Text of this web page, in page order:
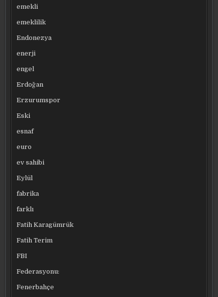
emekli
emeklilik
Endonezya
enerji
engel
Erdoğan
Erzurumspor
Eski
esnaf
euro
ev sahibi
Eylül
fabrika
farklı
Fatih Karagümrük
Fatih Terim
FBI
Federasyonu:
Fenerbahçe